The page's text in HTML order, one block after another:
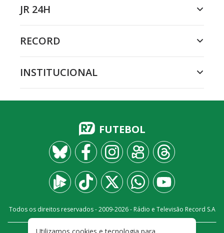
JR 24H
RECORD
INSTITUCIONAL
FUTEBOL
Todos os direitos reservados - 2009-2026- Rádio e Televisão Record S.A